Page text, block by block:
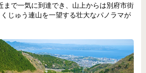
まで一気に到達でき、山上からは別府市街
じゅう連山を一望する壮大なパノラマが